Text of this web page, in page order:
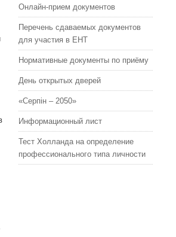
Онлайн-прием документов
Перечень сдаваемых документов
для участия в ЕНТ
Нормативные документы по приёму
День открытых дверей
«Серпін – 2050»
Информационный лист
Тест Холланда на определение
профессионального типа личности